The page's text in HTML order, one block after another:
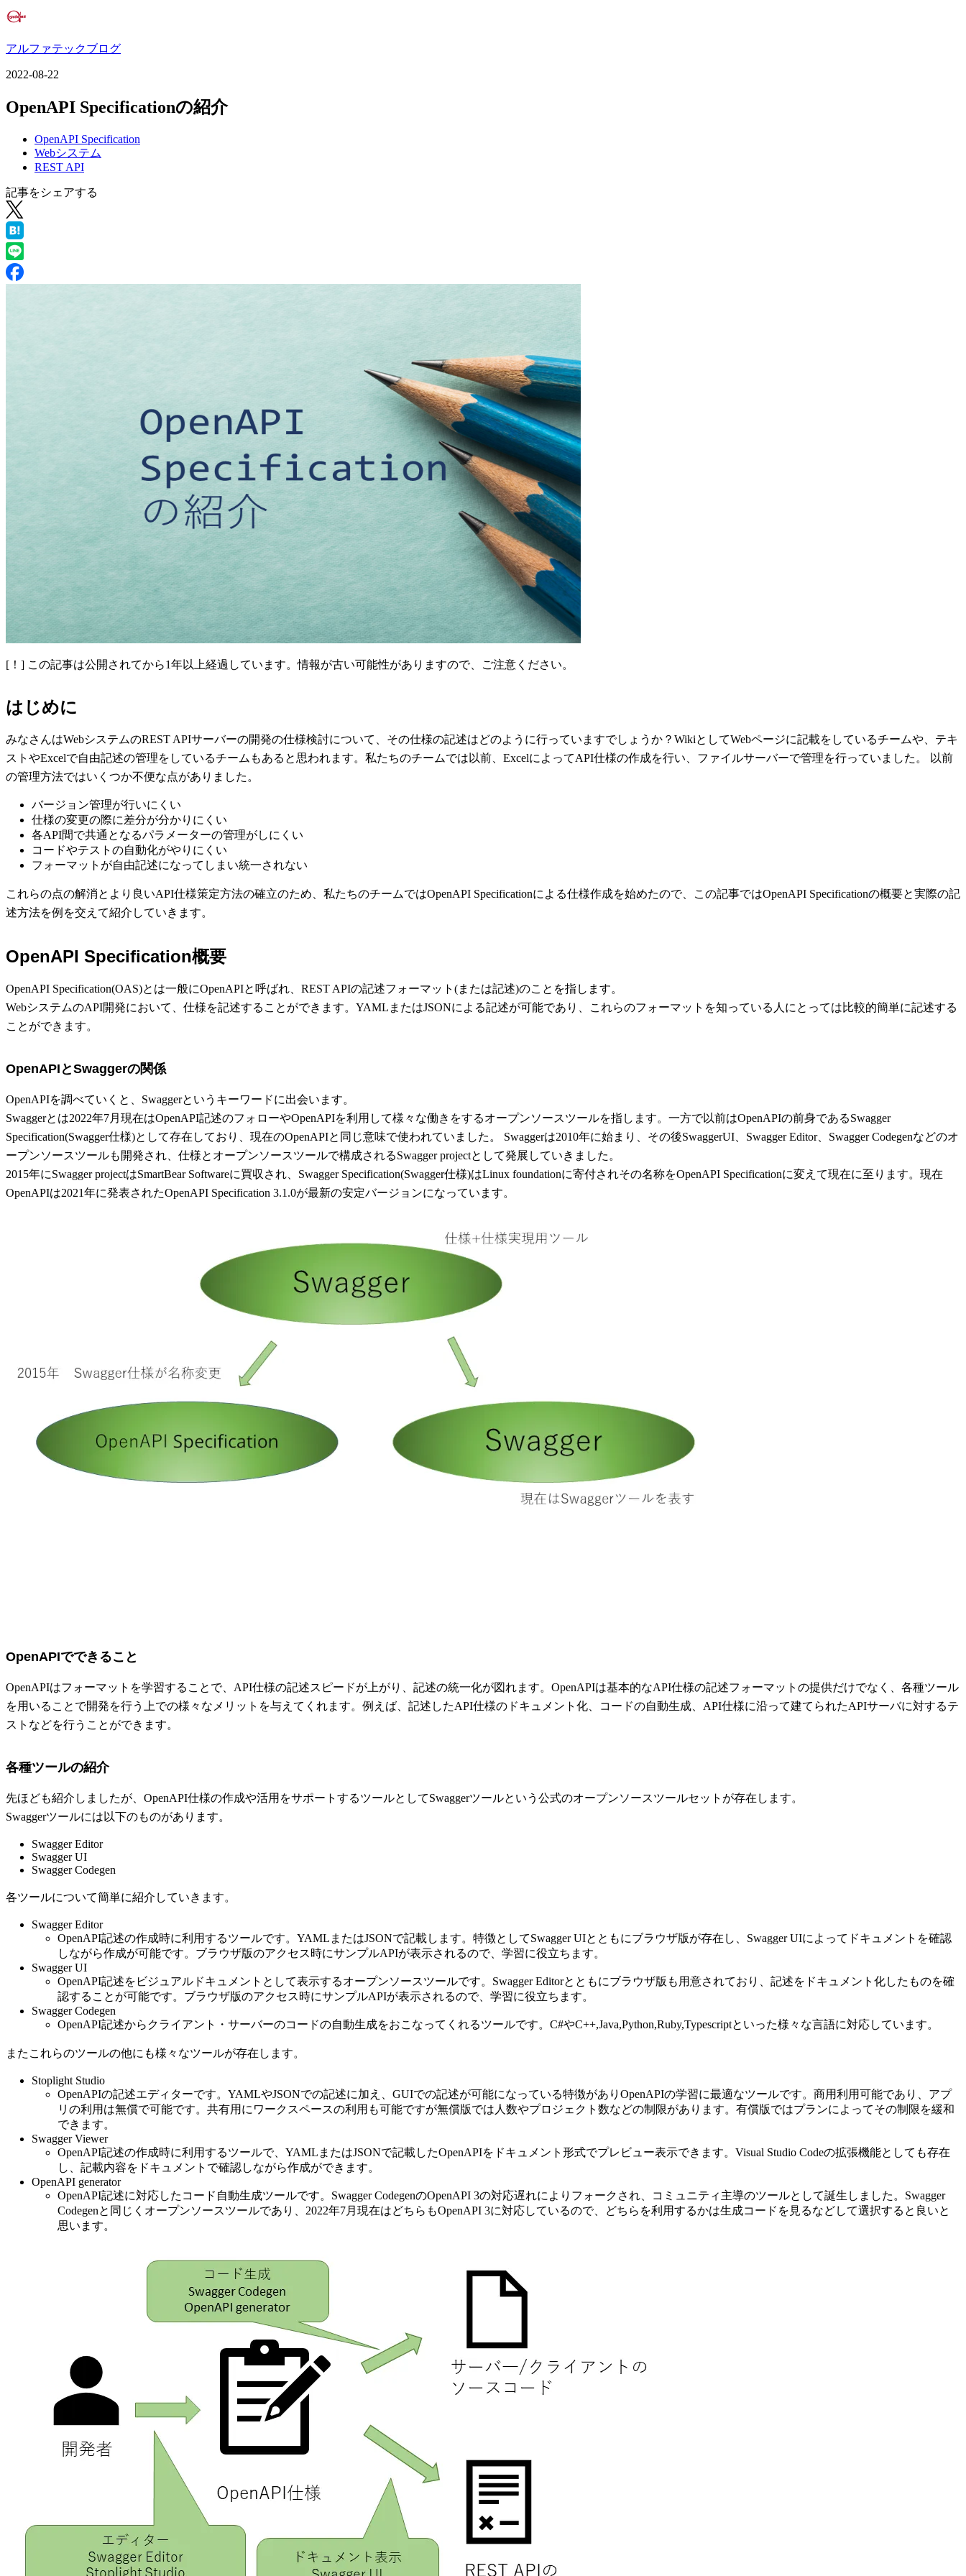
アルファテックブログ
2022-08-22
OpenAPI Specificationの紹介
OpenAPI Specification
Webシステム
REST API
記事をシェアする
[！] この記事は公開されてから1年以上経過しています。情報が古い可能性がありますので、ご注意ください。
はじめに
みなさんはWebシステムのREST APIサーバーの開発の仕様検討について、その仕様の記述はどのように行っていますでしょうか？WikiとしてWebページに記載をしているチームや、テキ
ストやExcelで自由記述の管理をしているチームもあると思われます。私たちのチームでは以前、ExcelによってAPI仕様の作成を行い、ファイルサーバーで管理を行っていました。 以前
の管理方法ではいくつか不便な点がありました。
バージョン管理が行いにくい
仕様の変更の際に差分が分かりにくい
各API間で共通となるパラメーターの管理がしにくい
コードやテストの自動化がやりにくい
フォーマットが自由記述になってしまい統一されない
これらの点の解消とより良いAPI仕様策定方法の確立のため、私たちのチームではOpenAPI Specificationによる仕様作成を始めたので、この記事ではOpenAPI Specificationの概要と実際の記
述方法を例を交えて紹介していきます。
OpenAPI Specification概要
OpenAPI Specification(OAS)とは一般にOpenAPIと呼ばれ、REST APIの記述フォーマット(または記述)のことを指します。
WebシステムのAPI開発において、仕様を記述することができます。YAMLまたはJSONによる記述が可能であり、これらのフォーマットを知っている人にとっては比較的簡単に記述する
ことができます。
OpenAPIとSwaggerの関係
OpenAPIを調べていくと、Swaggerというキーワードに出会います。
Swaggerとは2022年7月現在はOpenAPI記述のフォローやOpenAPIを利用して様々な働きをするオープンソースツールを指します。一方で以前はOpenAPIの前身であるSwagger
Specification(Swagger仕様)として存在しており、現在のOpenAPIと同じ意味で使われていました。 Swaggerは2010年に始まり、その後SwaggerUI、Swagger Editor、Swagger Codegenなどのオ
ープンソースツールも開発され、仕様とオープンソースツールで構成されるSwagger projectとして発展していきました。
2015年にSwagger projectはSmartBear Softwareに買収され、Swagger Specification(Swagger仕様)はLinux foundationに寄付されその名称をOpenAPI Specificationに変えて現在に至ります。現在
OpenAPIは2021年に発表されたOpenAPI Specification 3.1.0が最新の安定バージョンになっています。
OpenAPIでできること
OpenAPIはフォーマットを学習することで、API仕様の記述スピードが上がり、記述の統一化が図れます。OpenAPIは基本的なAPI仕様の記述フォーマットの提供だけでなく、各種ツール
を用いることで開発を行う上での様々なメリットを与えてくれます。例えば、記述したAPI仕様のドキュメント化、コードの自動生成、API仕様に沿って建てられたAPIサーバに対するテ
ストなどを行うことができます。
各種ツールの紹介
先ほども紹介しましたが、OpenAPI仕様の作成や活用をサポートするツールとしてSwaggerツールという公式のオープンソースツールセットが存在します。
Swaggerツールには以下のものがあります。
Swagger Editor
Swagger UI
Swagger Codegen
各ツールについて簡単に紹介していきます。
Swagger Editor
OpenAPI記述の作成時に利用するツールです。YAMLまたはJSONで記載します。特徴としてSwagger UIとともにブラウザ版が存在し、Swagger UIによってドキュメントを確認
しながら作成が可能です。ブラウザ版のアクセス時にサンプルAPIが表示されるので、学習に役立ちます。
Swagger UI
OpenAPI記述をビジュアルドキュメントとして表示するオープンソースツールです。Swagger Editorとともにブラウザ版も用意されており、記述をドキュメント化したものを確
認することが可能です。ブラウザ版のアクセス時にサンプルAPIが表示されるので、学習に役立ちます。
Swagger Codegen
OpenAPI記述からクライアント・サーバーのコードの自動生成をおこなってくれるツールです。C#やC++,Java,Python,Ruby,Typescriptといった様々な言語に対応しています。
またこれらのツールの他にも様々なツールが存在します。
Stoplight Studio
OpenAPIの記述エディターです。YAMLやJSONでの記述に加え、GUIでの記述が可能になっている特徴がありOpenAPIの学習に最適なツールです。商用利用可能であり、アプ
リの利用は無償で可能です。共有用にワークスペースの利用も可能ですが無償版では人数やプロジェクト数などの制限があります。有償版ではプランによってその制限を緩和
できます。
Swagger Viewer
OpenAPI記述の作成時に利用するツールで、YAMLまたはJSONで記載したOpenAPIをドキュメント形式でプレビュー表示できます。Visual Studio Codeの拡張機能としても存在
し、記載内容をドキュメントで確認しながら作成ができます。
OpenAPI generator
OpenAPI記述に対応したコード自動生成ツールです。Swagger CodegenのOpenAPI 3の対応遅れによりフォークされ、コミュニティ主導のツールとして誕生しました。Swagger
Codegenと同じくオープンソースツールであり、2022年7月現在はどちらもOpenAPI 3に対応しているので、どちらを利用するかは生成コードを見るなどして選択すると良いと
思います。